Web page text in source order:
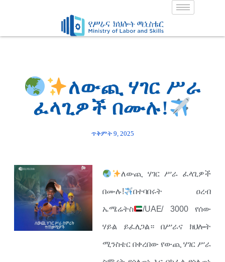
ለውጪ ሃገር ሥራ
ፈላጊዎች በሙሉ!
ጥቅምት 9, 2025
ለውጪ ሃገር ሥራ ፈላጊዎች
በሙሉ! በተባበሩት ዐረብ
ኤሜሬትስ /UAE/ 3000 የሰው
ሃይል ይፈለጋል። በሥራና ክህሎት
ሚንስቴር በቀረበው የውጪ ሃገር ሥራ